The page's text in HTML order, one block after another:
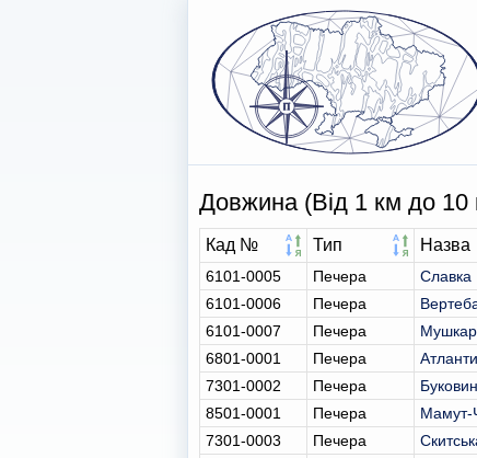
Довжина (Від 1 км до 10
Кад № Тип Назва
6101-0005 Печера Славка
6101-0006
Печера
6101-0007
Печера
6801-0001
Печера
7301-0002
Печера
8501-0001
Печера Мамут-
7301-0003
Печера